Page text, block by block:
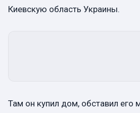
Киевскую область Украины.
Там он купил дом, обставил его